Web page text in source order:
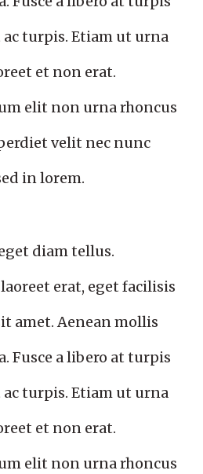
turpis. Etiam ut urna
et non erat.
elit non urna rhoncus
velit nec nunc
in lorem.
diam tellus.
erat, eget facilisis
amet. Aenean mollis
Fusce a libero at turpis
turpis. Etiam ut urna
et non erat.
elit non urna rhoncus